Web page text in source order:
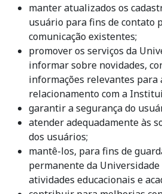
manter atualizados os
usuário para fins de contato
comunicação existentes;
promover os serviços da
informar sobre novidades,
informações relevantes para
relacionamento com a
garantir a segurança do
atender adequadamente às
dos usuários;
mantê-los, para fins de
permanente da
atividades educacionais e